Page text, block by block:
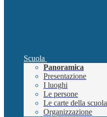
Scuola
Panoramica
Presentazione
I luoghi
Le persone
Le carte della scuola
Organizzazione